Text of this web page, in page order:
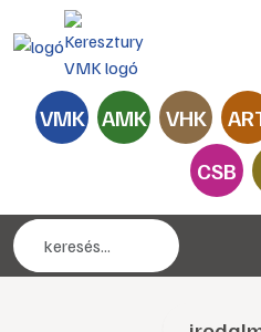
VMK AMK VHK
CSB